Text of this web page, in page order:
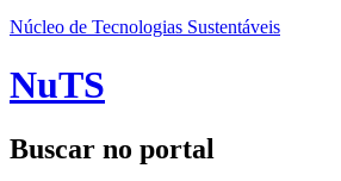
Núcleo de Tecnologias Sustentáveis
NuTS
Buscar no portal